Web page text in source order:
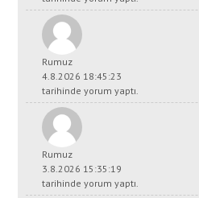
Rumuz
4.8.2026 18:45:23
tarihinde yorum yaptı.
Rumuz
3.8.2026 15:35:19
tarihinde yorum yaptı.